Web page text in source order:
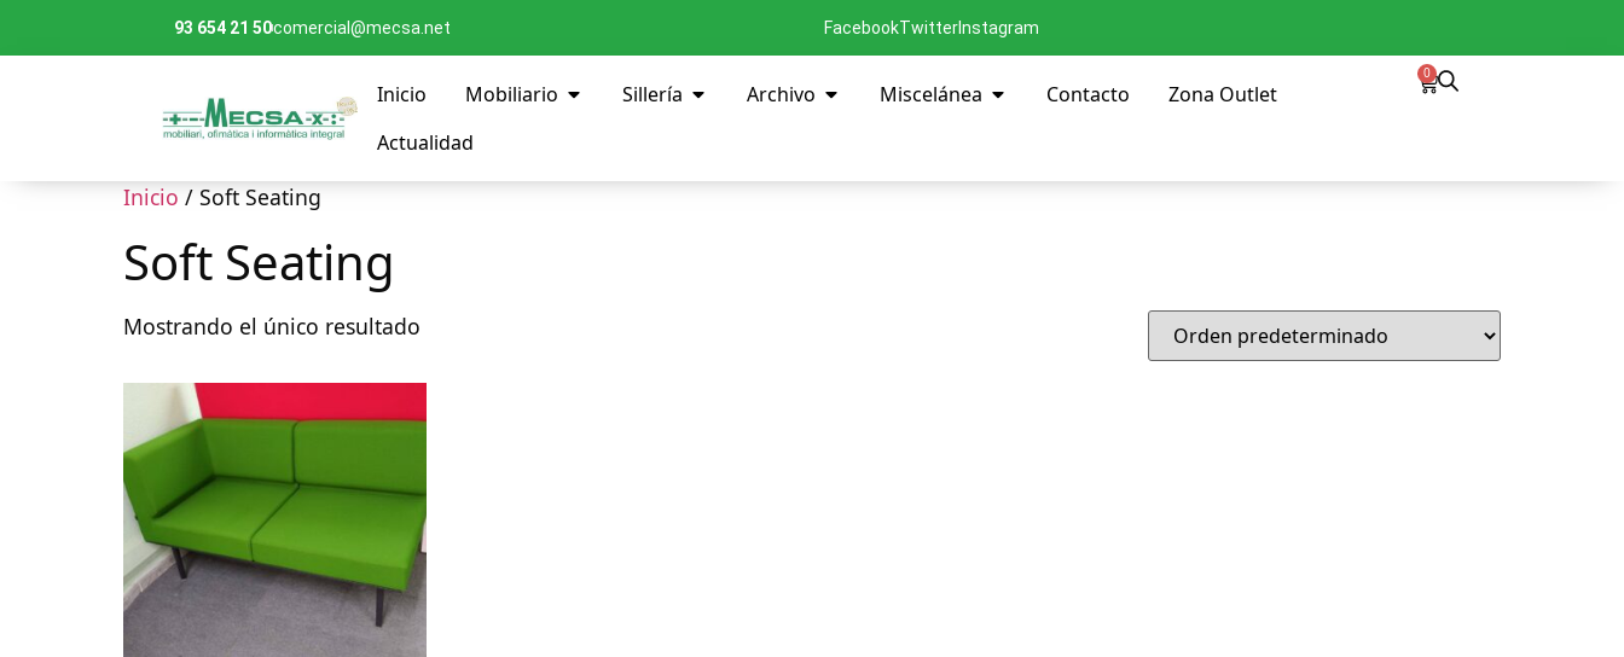
93 654 21 50comercial@mecsa.net FacebookTwitterInstagram
0
Inicio Mobiliario Sillería Archivo Miscelánea Contacto
Zona Outlet
Actualidad
Inicio / Soft Seating
Soft Seating
Mostrando el único resultado